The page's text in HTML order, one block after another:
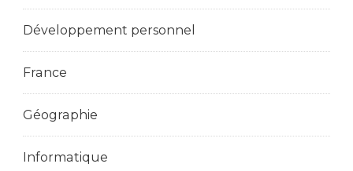
Développement personnel
France
Géographie
Informatique